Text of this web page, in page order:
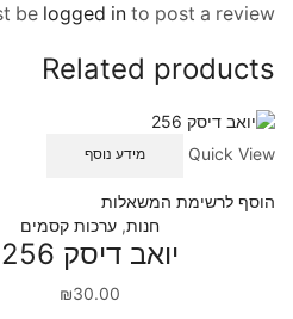
be logged in to post a review.
Related products
Quick View מידע נוסף
הוסף לרשימת המשאלות
חנות, ערכות קסמים
יואב דיסק 256
₪30.00